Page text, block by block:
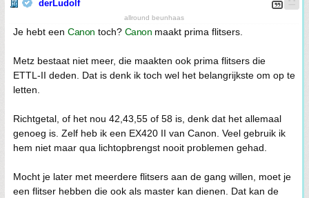
derLudolf
allround beunhaas
Je hebt een Canon toch? Canon maakt prima flitsers.
Metz bestaat niet meer, die maakten ook prima flitsers die
ETTL-II deden. Dat is denk ik toch wel het belangrijkste om op te
letten.
Richtgetal, of het nou 42,43,55 of 58 is, denk dat het allemaal
genoeg is. Zelf heb ik een EX420 II van Canon. Veel gebruik ik
hem niet maar qua lichtopbrengst nooit problemen gehad.
Mocht je later met meerdere flitsers aan de gang willen, moet je
een flitser hebben die ook als master kan dienen. Dat kan de